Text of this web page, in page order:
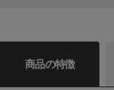
商品の特徴